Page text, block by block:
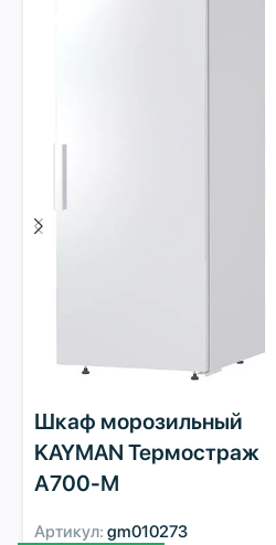
Шкаф морозильный
KAYMAN Термостраж
А700-М
Артикул: gm010273